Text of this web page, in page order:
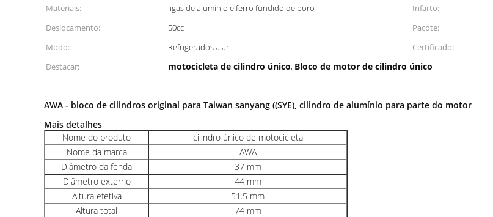
Materiais: ligas de alumínio e ferro fundido de boro Infarto:
Deslocamento:
50cc Pacote:
Modo:
Refrigerados a ar Certificado:
Destacar:
motocicleta de cilindro único, Bloco de motor de cilindro único
AWA - bloco de cilindros original para Taiwan sanyang ((SYE), cilindro de alumínio para parte do motor
Mais detalhes
Nome do produto
cilindro único de motocicleta
Nome da marca
AWA
Diâmetro da fenda
37 mm
Diâmetro externo
44 mm
Altura efetiva
51.5 mm
Altura total
74 mm